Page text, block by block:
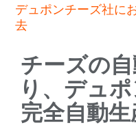
デュポンチーズ社に
去
チーズの
り、デュ
完全自動